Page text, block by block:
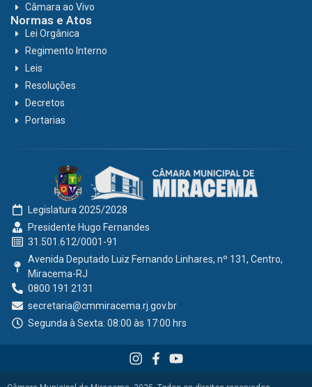
Câmara ao Vivo
Normas e Atos
Lei Orgânica
Regimento Interno
Leis
Resoluções
Decretos
Portarias
Legislatura 2025/2028
Presidente Hugo Fernandes
31.501.612/0001-91
Avenida Deputado Luiz Fernando Linhares, nº 131, Centro,
Miracema-RJ
0800 191 2131
secretaria@cmmiracema.rj.gov.br
Segunda à Sexta: 08:00 às 17:00 hrs